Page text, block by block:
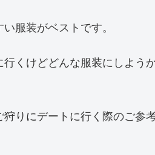
服装がベストです。
くけどどんな服装にしよう
りにデートに行く際のご参